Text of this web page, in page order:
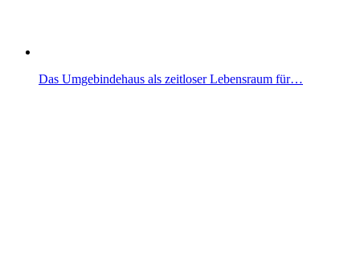
Das Umgebindehaus als zeitloser Lebensraum für…